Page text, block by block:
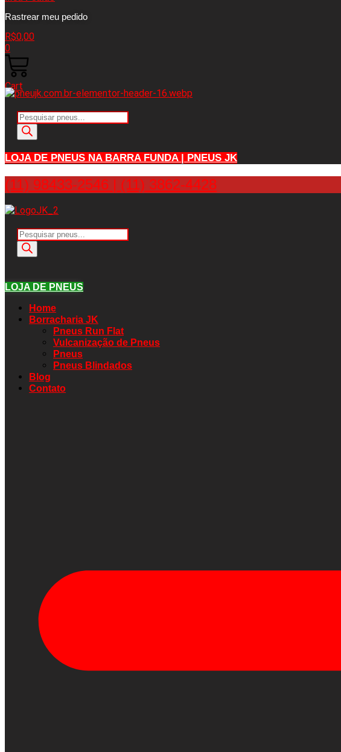
Rastrear meu pedido
R$0,00
0
Cart
Pesquisar
produtos
LOJA DE PNEUS NA BARRA FUNDA | PNEUS JK
(11) 98433-2546 | (11) 3862-4428
Pesquisar
produtos
LOJA DE PNEUS
Home
Borracharia JK
Pneus Run Flat
Vulcanização de Pneus
Pneus
Pneus Blindados
Blog
Contato